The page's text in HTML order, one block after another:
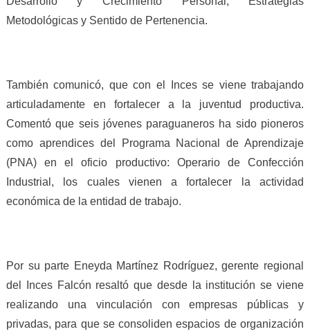
Metodológicas y Sentido de Pertenencia.
También comunicó, que con el Inces se viene trabajando
articuladamente en fortalecer a la juventud productiva.
Comentó que seis jóvenes paraguaneros ha sido pioneros
como aprendices del Programa Nacional de Aprendizaje
(PNA) en el oficio productivo: Operario de Confección
Industrial, los cuales vienen a fortalecer la actividad
económica de la entidad de trabajo.
Por su parte Eneyda Martínez Rodríguez, gerente regional
del Inces Falcón resaltó que desde la institución se viene
realizando una vinculación con empresas públicas y
privadas, para que se consoliden espacios de organización